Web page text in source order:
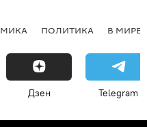
ПОЛИТИКА В МИРЕ
Дзен Telegram